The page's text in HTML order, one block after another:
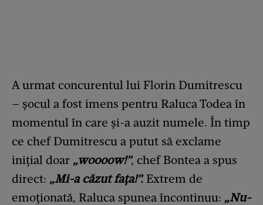
A urmat concurentul lui Florin Dumitrescu
– șocul a fost imens pentru Raluca Todea în
momentul în care și-a auzit numele. În timp
ce chef Dumitrescu a putut să exclame
inițial doar „woooow!”, chef Bontea a spus
direct: „Mi-a căzut fața!”.Extrem de
emoționată, Raluca spunea încontinuu: „Nu-